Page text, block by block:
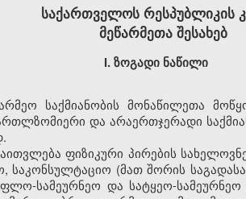
საქართველოს რესპუბლიკის
მეწარმეთა შესახებ
I. ზოგადი ნაწილი
საქმიანობის მონაწილეთა
და არაერთჯერადი
ფიზიკური პირების
საკონსულტაციო (მათ შორის
სამეურნეო და სატყეო-